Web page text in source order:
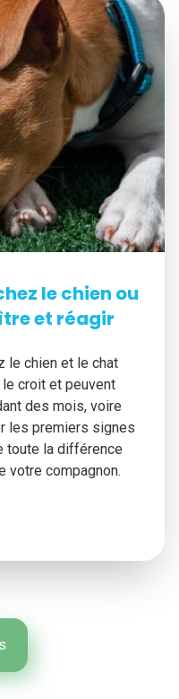
le chien ou
et réagir
le chien et le chat
le croit et peuvent
des mois, voire
les premiers signes
toute la différence
votre compagnon.